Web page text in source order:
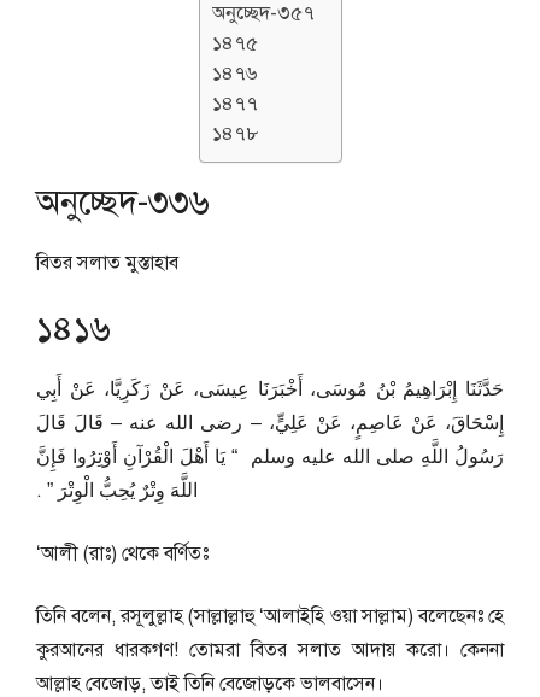
অনুচ্ছেদ-৩৫৭
১৪৭৫
১৪৭৬
১৪৭৭
১৪৭৮
অনুচ্ছেদ-৩৩৬
বিতর সলাত মুস্তাহাব
১৪১৬
حَدَّثَنَا إِبْرَاهِيمُ بْنُ مُوسَى، أَخْبَرَنَا عِيسَى، عَنْ زَكَرِيَّا، عَنْ أَبِي
إِسْحَاقَ، عَنْ عَاصِمٍ، عَنْ عَلِيٍّ، – رضى الله عنه – قَالَ قَالَ
رَسُولُ اللَّهِ صلى الله عليه وسلم ‏ “‏ يَا أَهْلَ الْقُرْآنِ أَوْتِرُوا فَإِنَّ
اللَّهَ وِتْرٌ يُحِبُّ الْوِتْرَ ‏”‏ ‏.‏
‘আলী (রাঃ) থেকে বর্ণিতঃ
তিনি বলেন, রসূলুল্লাহ (সাল্লাল্লাহু ‘আলাইহি ওয়া সাল্লাম) বলেছেনঃ হে
কুরআনের ধারকগণ! তোমরা বিতর সলাত আদায় করো। কেননা
আল্লাহ বেজোড়, তাই তিনি বেজোড়কে ভালবাসেন।